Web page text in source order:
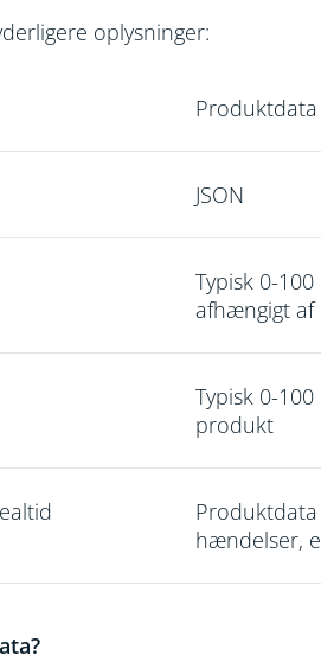
oplysninger:
Produktdata
JSON
Typisk 0-
afhængigt af
Typisk 0-
produkt
hændelser,